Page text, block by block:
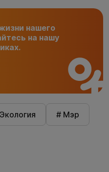
нашего
на нашу
# Мэр